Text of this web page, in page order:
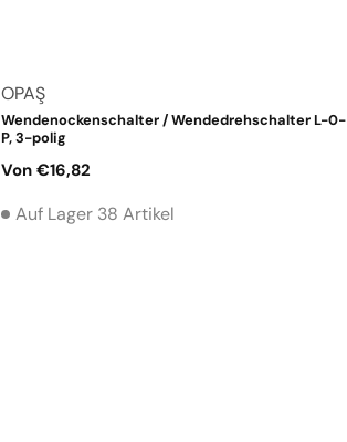
OPAŞ
Wendenockenschalter / Wendedrehschalter L-0-
P, 3-polig
Normaler
Von €16,82
Auf Lager 38 Artikel